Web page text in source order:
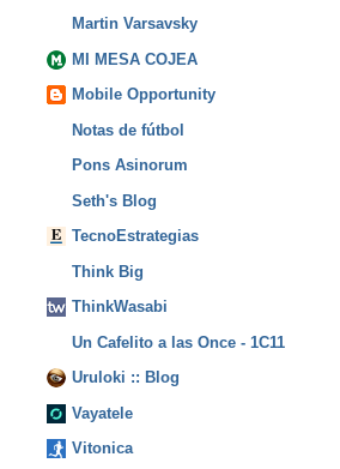
Martin Varsavsky
MI MESA COJEA
Mobile Opportunity
Notas de fútbol
Pons Asinorum
Seth's Blog
TecnoEstrategias
Think Big
ThinkWasabi
Un Cafelito a las Once - 1C11
Uruloki :: Blog
Vayatele
Vitonica